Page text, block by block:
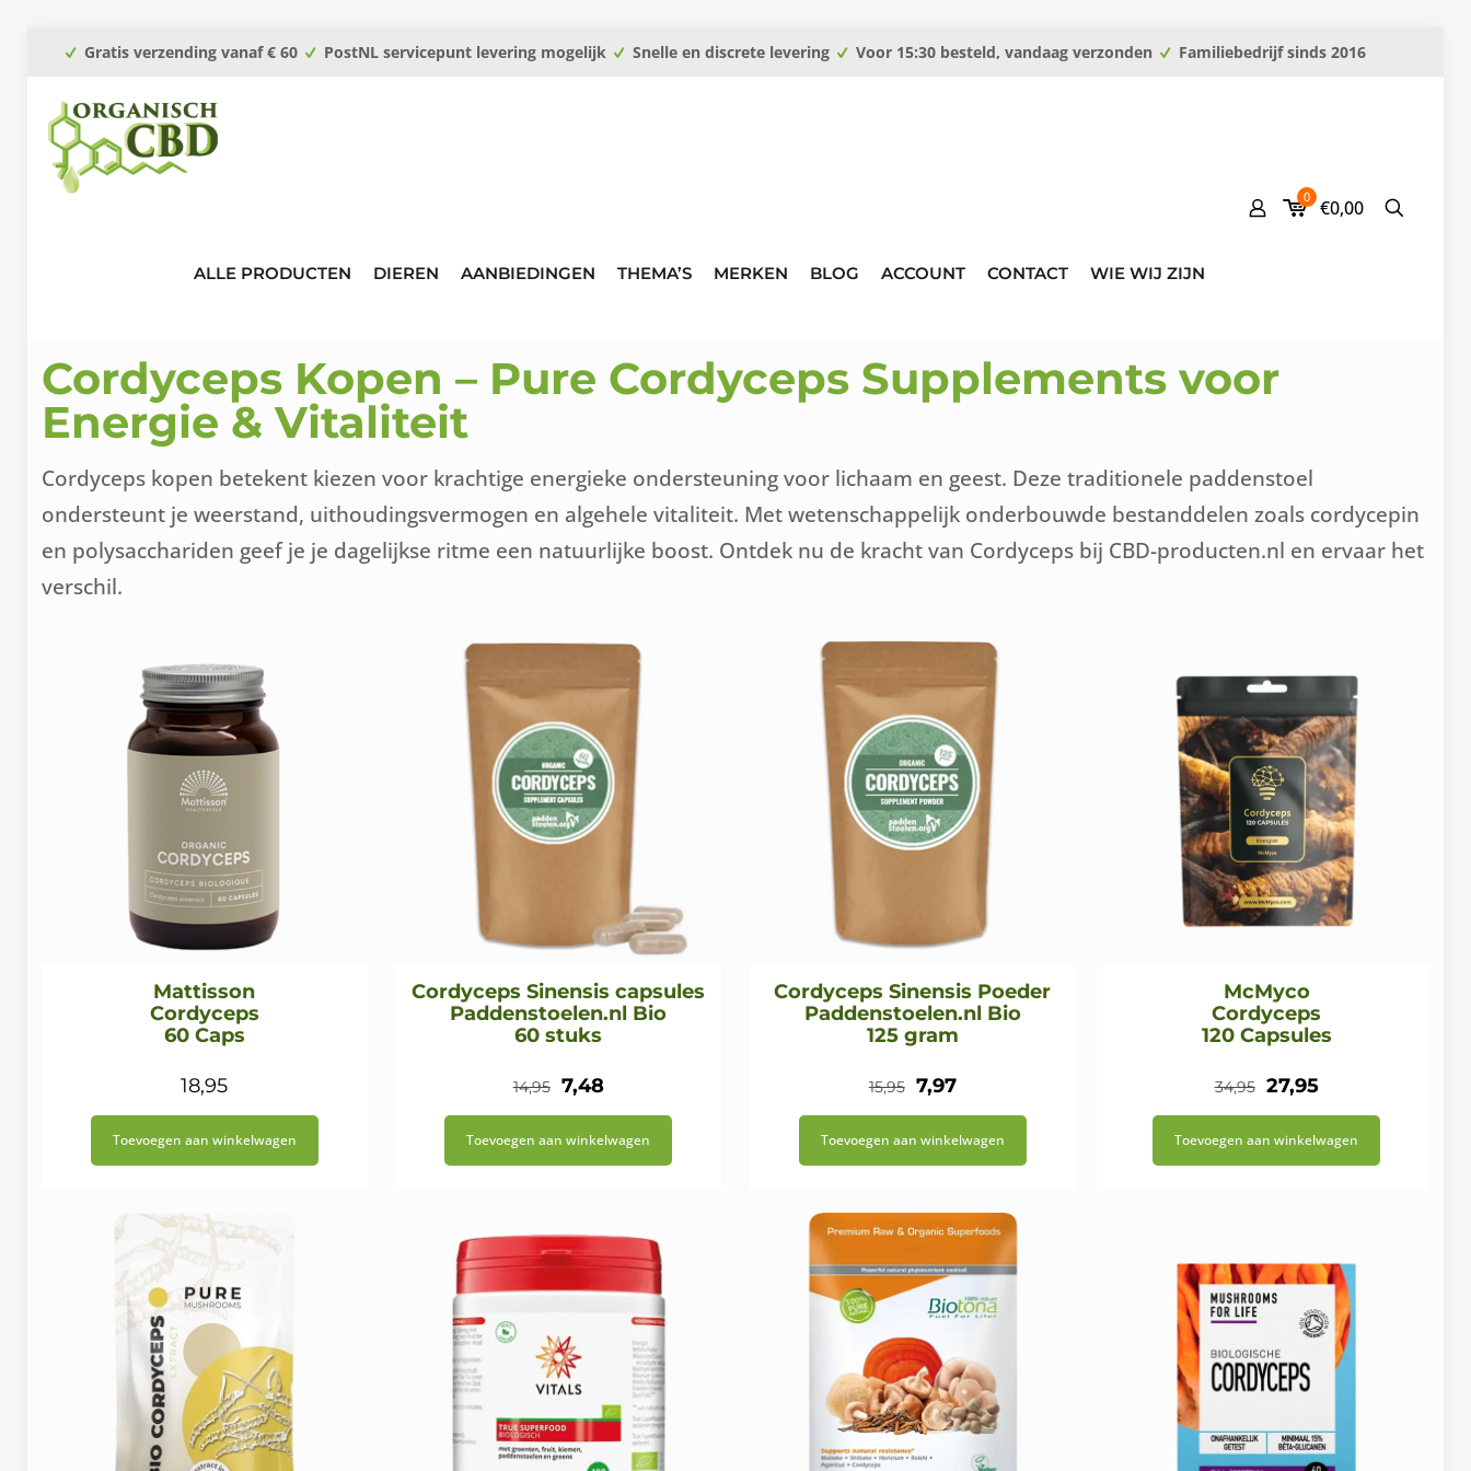
Gratis verzending vanaf € 60 PostNL servicepunt levering mogelijk Snelle en discrete levering Voor 15:30 besteld, vandaag verzonden Familiebedrijf sinds 2016
ALLE PRODUCTEN DIEREN AANBIEDINGEN THEMA’S MERKEN BLOG ACCOUNT CONTACT WIE WIJ ZIJN
0 €0,00
Cordyceps Kopen – Pure Cordyceps Supplements voor
Energie & Vitaliteit
Cordyceps kopen betekent kiezen voor krachtige energieke ondersteuning voor lichaam en geest. Deze traditionele paddenstoel
ondersteunt je weerstand, uithoudingsvermogen en algehele vitaliteit. Met wetenschappelijk onderbouwde bestanddelen zoals cordycepin
en polysacchariden geef je je dagelijkse ritme een natuurlijke boost. Ontdek nu de kracht van Cordyceps bij CBD-producten.nl en ervaar het
verschil.
Mattisson
Cordyceps
60 Caps
18,95
Toevoegen aan winkelwagen
Cordyceps Sinensis capsules
Paddenstoelen.nl Bio
60 stuks
14,95 Oorspronkelijke
prijs
7,48Huidige
prijs
Toevoegen aan winkelwagen
Cordyceps Sinensis Poeder
Paddenstoelen.nl Bio
125 gram
15,95 Oorspronkelijke
prijs
7,97Huidige
prijs
Toevoegen aan winkelwagen
McMyco
Cordyceps
120 Capsules
34,95 Oorspronkelijke
prijs
27,95Huidige
prijs
is:
Toevoegen aan winkelwagen